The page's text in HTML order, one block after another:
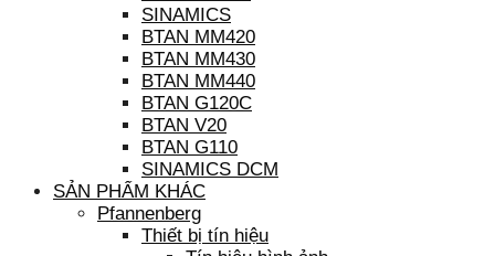
SINAMICS
BTAN MM420
BTAN MM430
BTAN MM440
BTAN G120C
BTAN V20
BTAN G110
SINAMICS DCM
SẢN PHẨM KHÁC
Pfannenberg
Thiết bị tín hiệu